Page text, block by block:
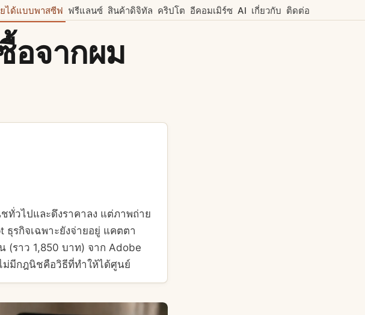
ยได้แบบพาสซีฟ ฟรีแลนซ์ สินค้าดิจิทัล คริปโต อีคอมเมิร์ซ AI เกี่ยวกับ ติดต่อ
อจากผม
ทั่วไปและดึงราคาลง แต่ภาพถ่าย
รกิจเฉพาะยังจ่ายอยู่ แคตตา
(ราว 1,850 บาท) จาก Adobe
ม่มีกฎนิชคือวิธีที่ทำให้ได้ศูนย์